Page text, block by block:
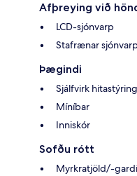
Afþreying við
LCD-sjónvarp
Stafrænar
Þægindi
Sjálfvirk hitastýring
Míníbar
Inniskór
Sofðu rótt
Myrkratjöld/-